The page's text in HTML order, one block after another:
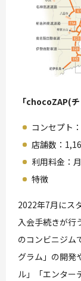
「chocoZAP(
コンセプト
店舗数：
利用料金：
特徴
2022年7月にス
入会手続きが行
のコンビニジム
グラム」の開発
ル」「エンター